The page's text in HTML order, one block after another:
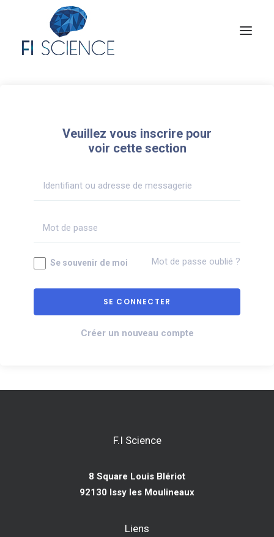
Veuillez vous inscrire pour
voir cette section
Se souvenir de moi Mot de passe oublié ?
Créer un nouveau compte
F.I Science
8 Square Louis Blériot
92130 Issy les Moulineaux
Liens